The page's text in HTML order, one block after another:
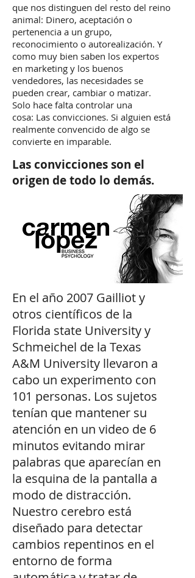
que nos distinguen del resto del reino
animal: Dinero, aceptación o
pertenencia a un grupo,
reconocimiento o autorealización. Y
como muy bien saben los expertos
en marketing y los buenos
vendedores, las necesidades se
pueden crear, cambiar o matizar.
Solo hace falta controlar una
cosa: Las convicciones. Si alguien está
realmente convencido de algo se
convierte en imparable.
Las convicciones son el
origen de todo lo demás.
En el año 2007 Gailliot y
otros científicos de la
Florida state University y
Schmeichel de la Texas
A&M University llevaron a
cabo un experimento con
101 personas. Los sujetos
tenían que mantener su
atención en un video de 6
minutos evitando mirar
palabras que aparecían en
la esquina de la pantalla a
modo de distracción.
Nuestro cerebro está
diseñado para detectar
cambios repentinos en el
entorno de forma